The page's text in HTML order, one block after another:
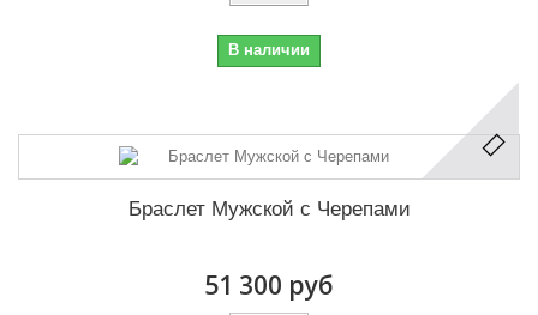
В наличии
Браслет Мужской с Черепами
51 300 руб